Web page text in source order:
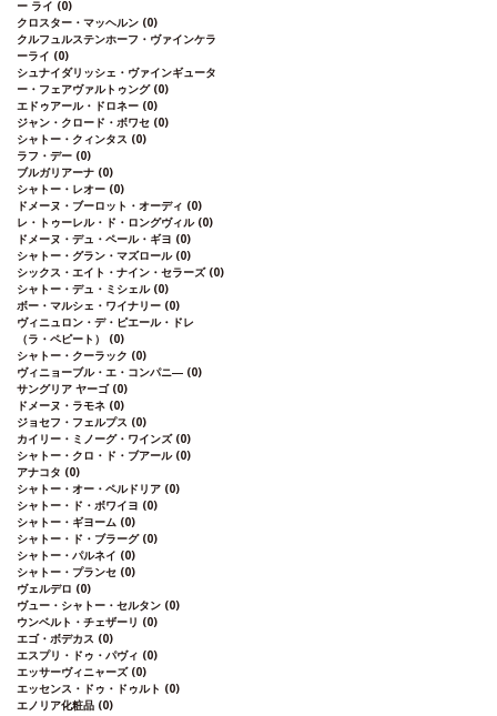
ー ライ (0)
クロスター・マッヘルン (0)
クルフュルステンホーフ・ヴァインケラ
ーライ (0)
シュナイダリッシェ・ヴァインギュータ
ー・フェアヴァルトゥング (0)
エドゥアール・ドロネー (0)
ジャン・クロード・ボワセ (0)
シャトー・クィンタス (0)
ラフ・デー (0)
ブルガリアーナ (0)
シャトー・レオー (0)
ドメーヌ・ブーロット・オーディ (0)
レ・トゥーレル・ド・ロングヴィル (0)
ドメーヌ・デュ・ペール・ギヨ (0)
シャトー・グラン・マズロール (0)
シックス・エイト・ナイン・セラーズ (0)
シャトー・デュ・ミシェル (0)
ボー・マルシェ・ワイナリー (0)
ヴィニュロン・デ・ピエール・ドレ
（ラ・ペピート） (0)
シャトー・クーラック (0)
ヴィニョーブル・エ・コンパニ― (0)
サングリア ヤーゴ (0)
ドメーヌ・ラモネ (0)
ジョセフ・フェルプス (0)
カイリー・ミノーグ・ワインズ (0)
シャトー・クロ・ド・ブアール (0)
アナコタ (0)
シャトー・オー・ペルドリア (0)
シャトー・ド・ボワイヨ (0)
シャトー・ギヨーム (0)
シャトー・ド・ブラーグ (0)
シャトー・パルネイ (0)
シャトー・プランセ (0)
ヴェルデロ (0)
ヴュー・シャトー・セルタン (0)
ウンベルト・チェザーリ (0)
エゴ・ボデカス (0)
エスプリ・ドゥ・パヴィ (0)
エッサーヴィニャーズ (0)
エッセンス・ドゥ・ドゥルト (0)
エノリア化粧品 (0)